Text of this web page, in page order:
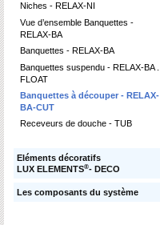
Niches - RELAX-NI
Vue d’ensemble Banquettes -
RELAX-BA
Banquettes - RELAX-BA
Banquettes suspendu - RELAX-BA ...
FLOAT
Banquettes à découper - RELAX-
BA-CUT
Receveurs de douche - TUB
Eléments décoratifs
LUX ELEMENTS®- DECO
Les composants du système